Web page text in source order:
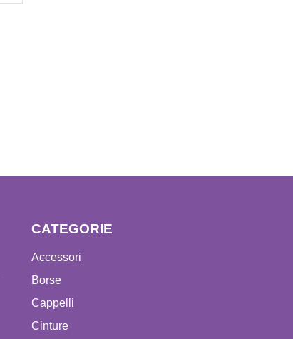
CATEGORIE
Accessori
Borse
Cappelli
Cinture